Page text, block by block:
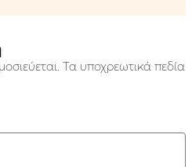
Τα υποχρεωτικά πεδία